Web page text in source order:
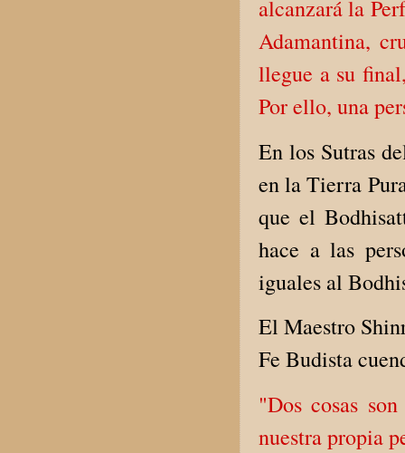
alcanzará la
Adamantina,
llegue a su
Por ello, una
En los Sutras
en la Tierra
que el
hace a las
iguales al
El Maestro
Fe Budista
"Dos cosas
nuestra propia